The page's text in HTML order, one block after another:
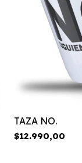
TAZA NO.
$12.990,00